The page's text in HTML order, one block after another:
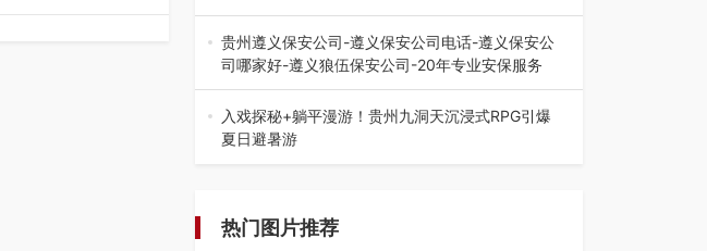
七月的贵阳，清风送爽，第四届“爽爽贵阳·青春之
声”校园管弦乐（合唱）艺术交流活动…
贵州遵义保安公司-遵义保安公司电话-遵义保安公
司哪家好-遵义狼伍保安公司-20年专业安保服务
在遵义，不管是企业园区运营、小区物业管理、建
筑工地施工、商业商场经营，还是举办各…
入戏探秘+躺平漫游！贵州九洞天沉浸式RPG引爆
夏日避暑游
热门图片推荐